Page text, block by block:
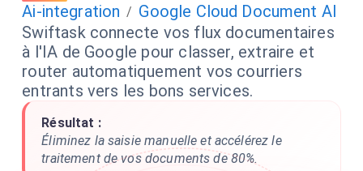
Ai-integration / Google Cloud Document AI
Swiftask connecte vos flux documentaires
à l'IA de Google pour classer, extraire et
router automatiquement vos courriers
entrants vers les bons services.
Résultat :
Éliminez la saisie manuelle et accélérez le
traitement de vos documents de 80%.